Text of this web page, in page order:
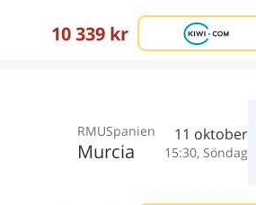
10 339 kr
RMUSpanien
Murcia
11 oktober
15:30, Söndag